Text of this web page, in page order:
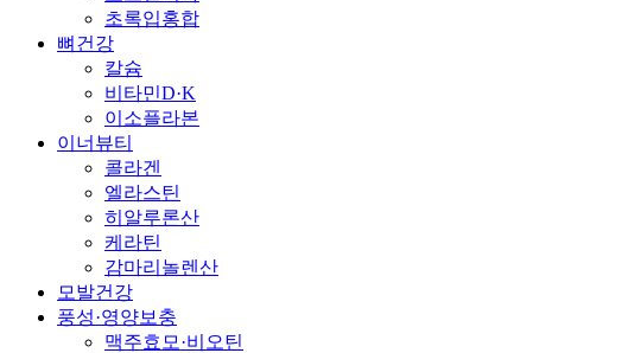
초록입홍합
뼈건강
칼슘
비타민D·K
이소플라본
이너뷰티
콜라겐
엘라스틴
히알루론산
케라틴
감마리놀렌산
모발건강
풍성·영양보충
맥주효모·비오틴